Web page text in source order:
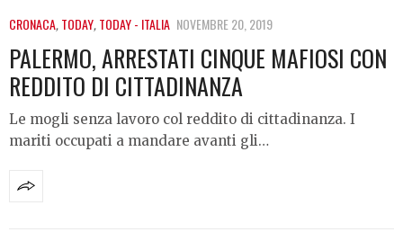
CRONACA,TODAY,TODAY - ITALIA NOVEMBRE 20, 2019
PALERMO, ARRESTATI CINQUE MAFIOSI CON
REDDITO DI CITTADINANZA
Le mogli senza lavoro col reddito di cittadinanza. I
mariti occupati a mandare avanti gli…